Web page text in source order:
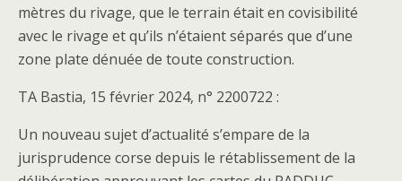
mètres du rivage, que le terrain était en covisibilité
avec le rivage et qu’ils n’étaient séparés que d’une
zone plate dénuée de toute construction.
TA Bastia, 15 février 2024, n° 2200722 :
Un nouveau sujet d’actualité s’empare de la
jurisprudence corse depuis le rétablissement de la